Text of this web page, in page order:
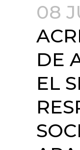
08
DE
EL